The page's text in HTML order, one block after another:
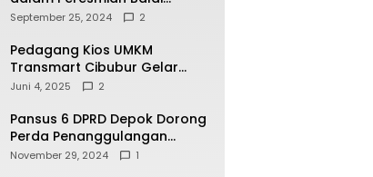
Warga di Sukamaju : Wadah
Aspirasi Masyarakat
September 25, 2024 2
Pedagang Kios UMKM
Transmart Cibubur Gelar
Family Gathering di Cisarua,
Kekompakan
Juni 4, 2025 2
Pansus 6 DPRD Depok Dorong
Perda Penanggulangan
Kebakaran untuk
November 29, 2024 1